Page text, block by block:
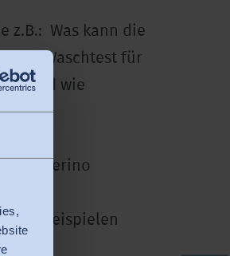
z.B.: Was kann die
Waschtest für
und wie
Merino